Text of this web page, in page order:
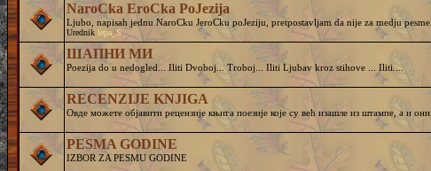
NaroCka EroCka PoJezija
Ljubo, napisah jednu NaroCku JeroCku poJeziju, pretpostavljam da nije za medju
Urednik lepa_S
ШАПНИ МИ
Poezija do u nedogled... Iliti Dvoboj... Troboj... Iliti Ljubav kroz stihove ... Iliti....
RECENZIJE KNJIGA
Овде можете објавити рецензије књига поезије које су већ изашле из штампе, а и
PESMA GODINE
IZBOR ZA PESMU GODINE